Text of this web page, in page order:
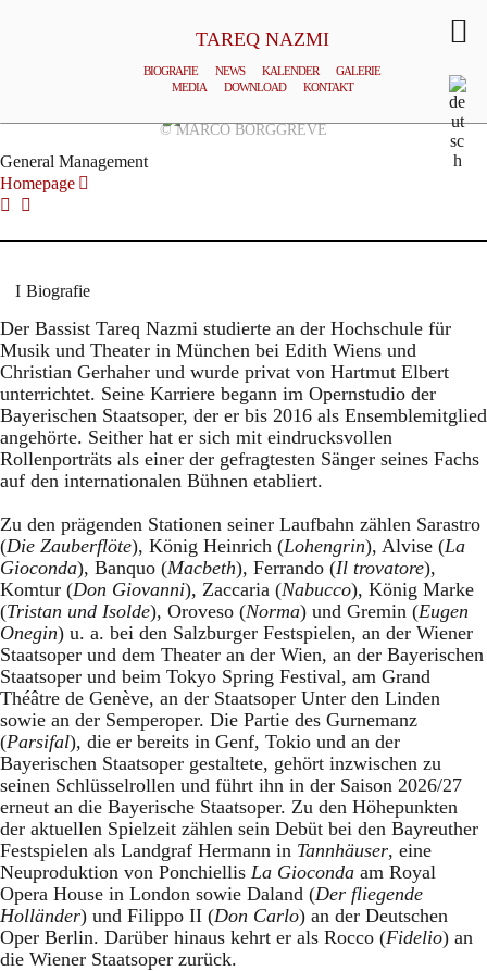
TAREQ NAZMI
BIOGRAFIE NEWS KALENDER
GALERIE
MEDIA
DOWNLOAD KONTAKT
© MARCO BORGGREVE
General Management
Homepage
Biografie
Der Bassist Tareq Nazmi studierte an der Hochschule für
Musik und Theater in München bei Edith Wiens und
Christian Gerhaher und wurde privat von Hartmut Elbert
unterrichtet. Seine Karriere begann im Opernstudio der
Bayerischen Staatsoper, der er bis 2016 als Ensemblemitglied
angehörte. Seither hat er sich mit eindrucksvollen
Rollenporträts als einer der gefragtesten Sänger seines Fachs
auf den internationalen Bühnen etabliert.
Zu den prägenden Stationen seiner Laufbahn zählen Sarastro
(Die Zauberflöte), König Heinrich (Lohengrin), Alvise (La
Gioconda), Banquo (Macbeth), Ferrando (Il trovatore),
Komtur (Don Giovanni), Zaccaria (Nabucco), König Marke
(Tristan und Isolde), Oroveso (Norma) und Gremin (Eugen
Onegin) u. a. bei den Salzburger Festspielen, an der Wiener
Staatsoper und dem Theater an der Wien, an der Bayerischen
Staatsoper und beim Tokyo Spring Festival, am Grand
Théâtre de Genève, an der Staatsoper Unter den Linden
sowie an der Semperoper. Die Partie des Gurnemanz
(Parsifal), die er bereits in Genf, Tokio und an der
Bayerischen Staatsoper gestaltete, gehört inzwischen zu
seinen Schlüsselrollen und führt ihn in der Saison 2026/27
erneut an die Bayerische Staatsoper. Zu den Höhepunkten
der aktuellen Spielzeit zählen sein Debüt bei den Bayreuther
Festspielen als Landgraf Hermann in Tannhäuser, eine
Neuproduktion von Ponchiellis La Gioconda am Royal
Opera House in London sowie Daland (Der fliegende
Holländer) und Filippo II (Don Carlo) an der Deutschen
Oper Berlin. Darüber hinaus kehrt er als Rocco (Fidelio) an
die Wiener Staatsoper zurück.